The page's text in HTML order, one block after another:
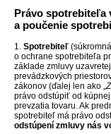
Právo spotrebiteľa
a poučenie
1. Spotrebiteľ
o ochrane spotrebiteľa
základe zmluvy
prevádzkových
zákonov (ďalej len ako „
právo odstúpiť od
prevzatia tovaru. Ak
spotrebiteľ má právo
odstúpení zmluvy nás